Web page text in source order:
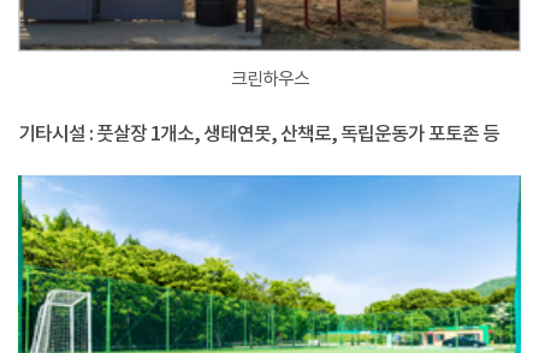
크린하우스
기타시설 : 풋살장 1개소, 생태연못, 산책로, 독립운동가 포토존 등